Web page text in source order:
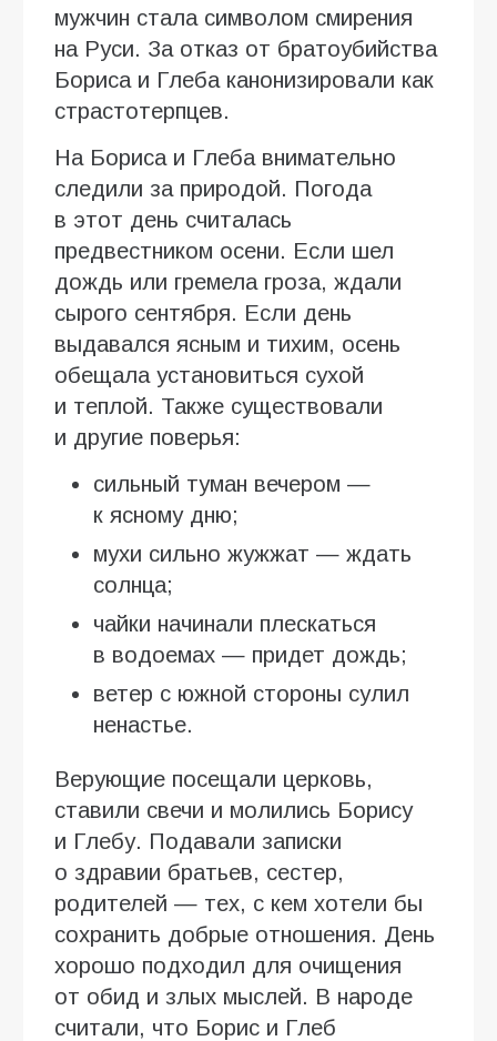
мужчин стала символом смирения
на Руси. За отказ от братоубийства
Бориса и Глеба канонизировали как
страстотерпцев.
На Бориса и Глеба внимательно
следили за природой. Погода
в этот день считалась
предвестником осени. Если шел
дождь или гремела гроза, ждали
сырого сентября. Если день
выдавался ясным и тихим, осень
обещала установиться сухой
и теплой. Также существовали
и другие поверья:
сильный туман вечером —
к ясному дню;
мухи сильно жужжат — ждать
солнца;
чайки начинали плескаться
в водоемах — придет дождь;
ветер с южной стороны сулил
ненастье.
Верующие посещали церковь,
ставили свечи и молились Борису
и Глебу. Подавали записки
о здравии братьев, сестер,
родителей — тех, с кем хотели бы
сохранить добрые отношения. День
хорошо подходил для очищения
от обид и злых мыслей. В народе
считали, что Борис и Глеб